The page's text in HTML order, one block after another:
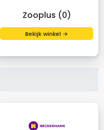
Zooplus (0)
Bekijk winkel →